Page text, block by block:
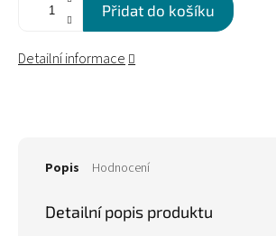
Přidat do košíku
Detailní informace
Popis Hodnocení
Detailní popis produktu